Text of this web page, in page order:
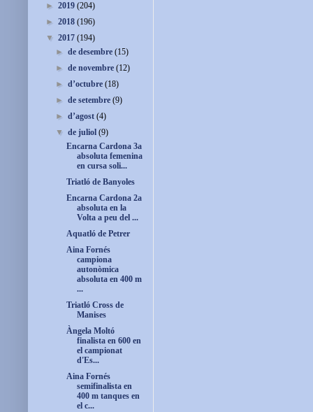
► 2019 (204)
► 2018 (196)
▼ 2017 (194)
►de desembre(15)
►de novembre(12)
►d’octubre(18)
►de setembre(9)
►d’agost(4)
▼de juliol(9)
Encarna Cardona 3a
absoluta femenina
en cursa soli...
Triatló de Banyoles
Encarna Cardona 2a
absoluta en la
Volta a peu del ...
Aquatló de Petrer
Aina Fornés
campiona
autonòmica
absoluta en 400 m
...
Triatló Cross de
Manises
Àngela Moltó
finalista en 600 en
el campionat
d'Es...
Aina Fornés
semifinalista en
400 m tanques en
el c...